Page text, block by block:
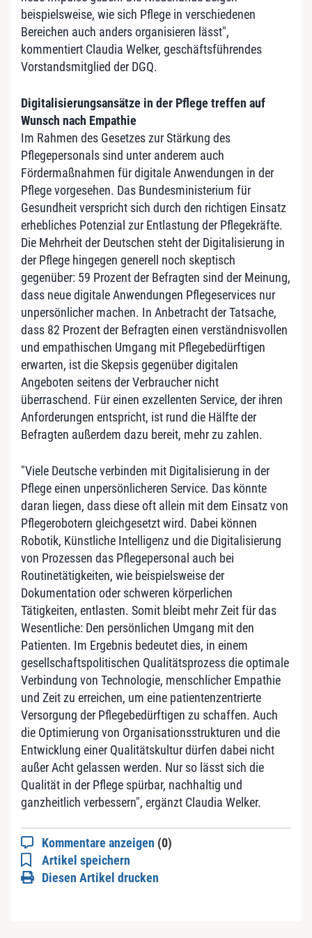
beispielsweise, wie sich Pflege in verschiedenen
Bereichen auch anders organisieren lässt",
kommentiert Claudia Welker, geschäftsführendes
Vorstandsmitglied der DGQ.
Digitalisierungsansätze in der Pflege treffen auf
Wunsch nach Empathie
Im Rahmen des Gesetzes zur Stärkung des
Pflegepersonals sind unter anderem auch
Fördermaßnahmen für digitale Anwendungen in der
Pflege vorgesehen. Das Bundesministerium für
Gesundheit verspricht sich durch den richtigen Einsatz
erhebliches Potenzial zur Entlastung der Pflegekräfte.
Die Mehrheit der Deutschen steht der Digitalisierung in
der Pflege hingegen generell noch skeptisch
gegenüber: 59 Prozent der Befragten sind der Meinung,
dass neue digitale Anwendungen Pflegeservices nur
unpersönlicher machen. In Anbetracht der Tatsache,
dass 82 Prozent der Befragten einen verständnisvollen
und empathischen Umgang mit Pflegebedürftigen
erwarten, ist die Skepsis gegenüber digitalen
Angeboten seitens der Verbraucher nicht
überraschend. Für einen exzellenten Service, der ihren
Anforderungen entspricht, ist rund die Hälfte der
Befragten außerdem dazu bereit, mehr zu zahlen.
"Viele Deutsche verbinden mit Digitalisierung in der
Pflege einen unpersönlicheren Service. Das könnte
daran liegen, dass diese oft allein mit dem Einsatz von
Pflegerobotern gleichgesetzt wird. Dabei können
Robotik, Künstliche Intelligenz und die Digitalisierung
von Prozessen das Pflegepersonal auch bei
Routinetätigkeiten, wie beispielsweise der
Dokumentation oder schweren körperlichen
Tätigkeiten, entlasten. Somit bleibt mehr Zeit für das
Wesentliche: Den persönlichen Umgang mit den
Patienten. Im Ergebnis bedeutet dies, in einem
gesellschaftspolitischen Qualitätsprozess die optimale
Verbindung von Technologie, menschlicher Empathie
und Zeit zu erreichen, um eine patientenzentrierte
Versorgung der Pflegebedürftigen zu schaffen. Auch
die Optimierung von Organisationsstrukturen und die
Entwicklung einer Qualitätskultur dürfen dabei nicht
außer Acht gelassen werden. Nur so lässt sich die
Qualität in der Pflege spürbar, nachhaltig und
ganzheitlich verbessern", ergänzt Claudia Welker.
Kommentare anzeigen (0)
Artikel speichern
Diesen Artikel drucken